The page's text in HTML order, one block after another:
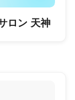
ロン 天神